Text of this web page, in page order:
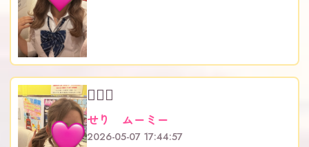
👱🏻‍♀️
せり ムーミー
2026-05-07 17:44:57